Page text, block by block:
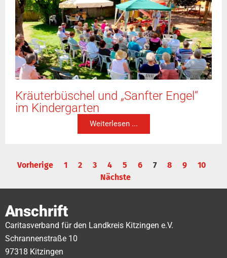
Kräuterbüschel und „Sanfter Engel“
im Kindergarten
Weiterlesen ...
Vorherige 1 2 3 4 5 6 7 8 9
10
Nächste
Anschrift
Caritasverband für den Landkreis Kitzingen e.V.
Schrannenstraße 10
97318 Kitzingen